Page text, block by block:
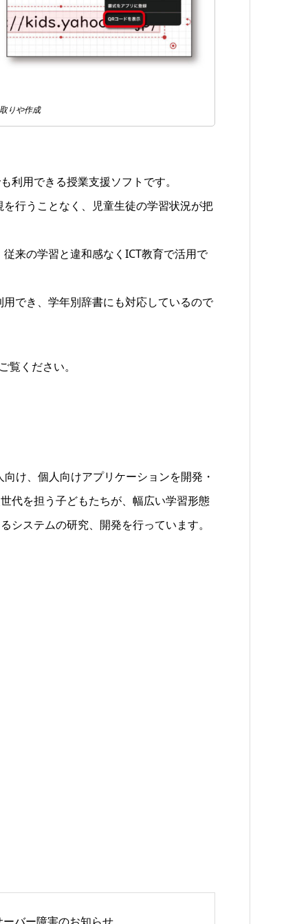
りや作成
用できる授業支援ソフトです。
行うことなく、児童生徒の学習状況が把
来の学習と違和感なくICT教育で活用で
でき、学年別辞書にも対応しているので
ください。
け、個人向けアプリケーションを開発・
代を担う子どもたちが、幅広い学習形態
ステムの研究、開発を行っています。
ーバー障害のお知らせ